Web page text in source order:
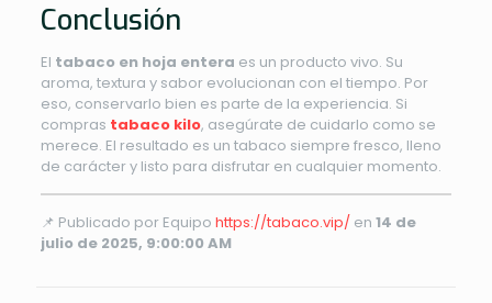
Conclusión
El tabaco en hoja entera es un producto vivo. Su
aroma, textura y sabor evolucionan con el tiempo. Por
eso, conservarlo bien es parte de la experiencia. Si
compras tabaco kilo, asegúrate de cuidarlo como se
merece. El resultado es un tabaco siempre fresco, lleno
de carácter y listo para disfrutar en cualquier momento.
📌 Publicado por Equipo https://tabaco.vip/ en 14 de
julio de 2025, 9:00:00 AM